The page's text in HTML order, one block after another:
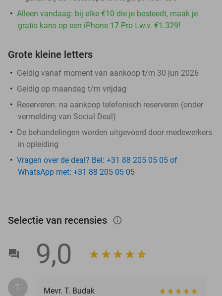
Alleen vandaag: bij elke €10 die je besteedt, maak je
gratis kans op een iPhone 17 Pro t.w.v. €1.329!
Grote kleine letters
Geldig vanaf moment van aankoop t/m 30 jun 2026
Geldig op maandag t/m vrijdag
Reserveren: na aankoop telefonisch reserveren (onder
vermelding van Social Deal)
De behandelingen worden uitgevoerd door medewerkers
in opleiding
Vragen over de deal? Bel: +31 88 205 05 05 of
WhatsApp met: +31 88 205 05 05
Selectie van recensies info_outlined
9,0
T. Mevr. T. Budak